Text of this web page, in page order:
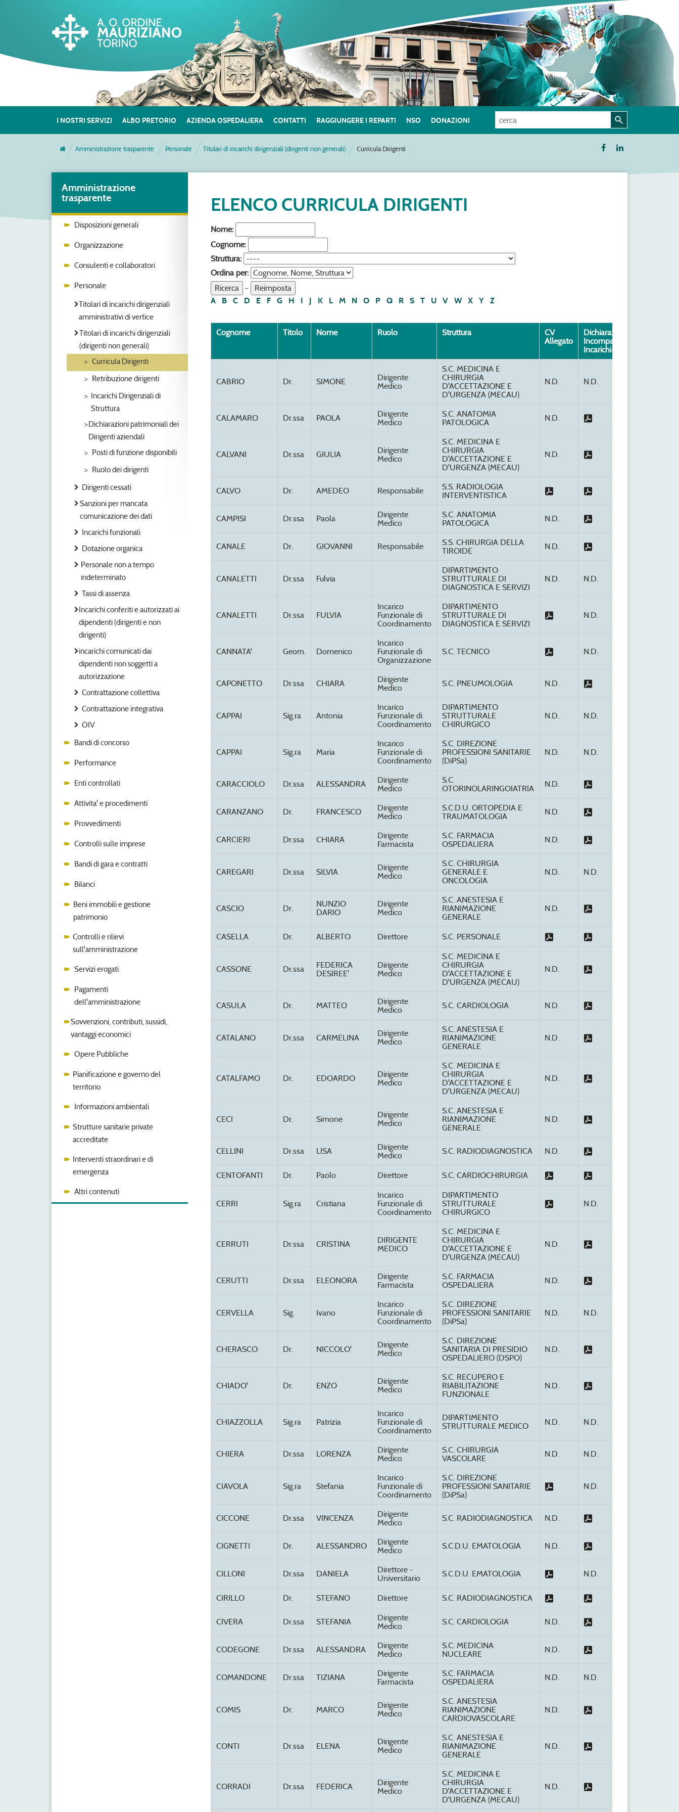
I NOSTRI SERVIZI ALBO PRETORIO AZIENDA OSPEDALIERA CONTATTI RAGGIUNGERE I REPARTI NSO DONAZIONI
Amministrazione trasparente Personale Titolari di incarichi dirigenziali (dirigenti non generali) Curricula Dirigenti
Amministrazione
trasparente
Disposizioni generali
Organizzazione
Consulenti e collaboratori
Personale
Titolari di incarichi dirigenziali
amministrativi di vertice
Titolari di incarichi dirigenziali
(dirigenti non generali)
Curricula Dirigenti
Retribuzione dirigenti
Incarichi Dirigenziali di
Struttura
Dichiarazioni patrimoniali dei
Dirigenti aziendali
Posti di funzione disponibili
Ruolo dei dirigenti
Dirigenti cessati
Sanzioni per mancata
comunicazione dei dati
Incarichi funzionali
Dotazione organica
Personale non a tempo
indeterminato
Tassi di assenza
Incarichi conferiti e autorizzati ai
dipendenti (dirigenti e non
dirigenti)
incarichi comunicati dai
dipendenti non soggetti a
autorizzazione
Contrattazione collettiva
Contrattazione integrativa
OIV
Bandi di concorso
Performance
Enti controllati
Attivita' e procedimenti
Provvedimenti
Controlli sulle imprese
Bandi di gara e contratti
Bilanci
Beni immobili e gestione
patrimonio
Controlli e rilievi
sull'amministrazione
Servizi erogati
Pagamenti
dell'amministrazione
Sovvenzioni, contributi, sussidi,
vantaggi economici
Opere Pubbliche
Pianificazione e governo del
territorio
Informazioni ambientali
Strutture sanitarie private
accreditate
Interventi straordinari e di
emergenza
Altri contenuti
ELENCO CURRICULA DIRIGENTI
Nome:
Cognome:
Struttura:
Ordina per:
-
A
B C D E F G H I J K L M N O P Q R S T U V W X Y Z
Cognome Titolo Nome Ruolo Struttura
CV
Allegato
Dichiarazione
Incompatibilità
Incarichi
CABRIO Dr. SIMONE
Dirigente
Medico
S.C. MEDICINA E
CHIRURGIA
D'ACCETTAZIONE E
D'URGENZA (MECAU)
N.D. N.D.
CALAMARO Dr.ssa PAOLA
Dirigente
Medico
S.C. ANATOMIA
PATOLOGICA
N.D.
CALVANI Dr.ssa GIULIA
Dirigente
Medico
S.C. MEDICINA E
CHIRURGIA
D'ACCETTAZIONE E
D'URGENZA (MECAU)
N.D.
CALVO Dr. AMEDEO Responsabile
S.S. RADIOLOGIA
INTERVENTISTICA
CAMPISI Dr.ssa Paola
Dirigente
Medico
S.C. ANATOMIA
PATOLOGICA
N.D.
CANALE Dr. GIOVANNI Responsabile
S.S. CHIRURGIA DELLA
TIROIDE
N.D.
CANALETTI Dr.ssa Fulvia
DIPARTIMENTO
STRUTTURALE DI
DIAGNOSTICA E SERVIZI
N.D. N.D.
CANALETTI Dr.ssa FULVIA
Incarico
Funzionale di
Coordinamento
DIPARTIMENTO
STRUTTURALE DI
DIAGNOSTICA E SERVIZI
N.D.
CANNATA' Geom. Domenico
Incarico
Funzionale di
Organizzazione
S.C. TECNICO N.D.
CAPONETTO Dr.ssa CHIARA
Dirigente
Medico
S.C. PNEUMOLOGIA N.D.
CAPPAI Sig.ra Antonia
Incarico
Funzionale di
Coordinamento
DIPARTIMENTO
STRUTTURALE
CHIRURGICO
N.D. N.D.
CAPPAI Sig.ra Maria
Incarico
Funzionale di
Coordinamento
S.C. DIREZIONE
PROFESSIONI SANITARIE
(DiPSa)
N.D. N.D.
CARACCIOLO Dr.ssa ALESSANDRA
Dirigente
Medico
S.C.
OTORINOLARINGOIATRIA
N.D.
CARANZANO Dr. FRANCESCO
Dirigente
Medico
S.C.D.U. ORTOPEDIA E
TRAUMATOLOGIA
N.D.
CARCIERI Dr.ssa CHIARA
Dirigente
Farmacista
S.C. FARMACIA
OSPEDALIERA
N.D.
CAREGARI Dr.ssa SILVIA
Dirigente
Medico
S.C. CHIRURGIA
GENERALE E
ONCOLOGIA
N.D. N.D.
CASCIO Dr.
NUNZIO
DARIO
Dirigente
Medico
S.C. ANESTESIA E
RIANIMAZIONE
GENERALE
N.D.
CASELLA Dr. ALBERTO Direttore S.C. PERSONALE
CASSONE Dr.ssa
FEDERICA
DESIREE'
Dirigente
Medico
S.C. MEDICINA E
CHIRURGIA
D'ACCETTAZIONE E
D'URGENZA (MECAU)
N.D.
CASULA Dr. MATTEO
Dirigente
Medico
S.C. CARDIOLOGIA N.D.
CATALANO Dr.ssa CARMELINA
Dirigente
Medico
S.C. ANESTESIA E
RIANIMAZIONE
GENERALE
N.D.
CATALFAMO Dr. EDOARDO
Dirigente
Medico
S.C. MEDICINA E
CHIRURGIA
D'ACCETTAZIONE E
D'URGENZA (MECAU)
N.D.
CECI Dr. Simone
Dirigente
Medico
S.C. ANESTESIA E
RIANIMAZIONE
GENERALE
N.D.
CELLINI Dr.ssa LISA
Dirigente
Medico
S.C. RADIODIAGNOSTICA N.D.
CENTOFANTI Dr. Paolo Direttore S.C. CARDIOCHIRURGIA
CERRI Sig.ra Cristiana
Incarico
Funzionale di
Coordinamento
DIPARTIMENTO
STRUTTURALE
CHIRURGICO
N.D.
CERRUTI Dr.ssa CRISTINA
DIRIGENTE
MEDICO
S.C. MEDICINA E
CHIRURGIA
D'ACCETTAZIONE E
D'URGENZA (MECAU)
N.D.
CERUTTI Dr.ssa ELEONORA
Dirigente
Farmacista
S.C. FARMACIA
OSPEDALIERA
N.D.
CERVELLA Sig. Ivano
Incarico
Funzionale di
Coordinamento
S.C. DIREZIONE
PROFESSIONI SANITARIE
(DiPSa)
N.D. N.D.
CHERASCO Dr. NICCOLO'
Dirigente
Medico
S.C. DIREZIONE
SANITARIA DI PRESIDIO
OSPEDALIERO (DSPO)
N.D.
CHIADO' Dr. ENZO
Dirigente
Medico
S.C. RECUPERO E
RIABILITAZIONE
FUNZIONALE
N.D.
CHIAZZOLLA Sig.ra Patrizia
Incarico
Funzionale di
Coordinamento
DIPARTIMENTO
STRUTTURALE MEDICO
N.D. N.D.
CHIERA Dr.ssa LORENZA
Dirigente
Medico
S.C. CHIRURGIA
VASCOLARE
N.D. N.D.
CIAVOLA Sig.ra Stefania
Incarico
Funzionale di
Coordinamento
S.C. DIREZIONE
PROFESSIONI SANITARIE
(DiPSa)
N.D.
CICCONE Dr.ssa VINCENZA
Dirigente
Medico
S.C. RADIODIAGNOSTICA N.D.
CIGNETTI Dr. ALESSANDRO
Dirigente
Medico
S.C.D.U. EMATOLOGIA N.D.
CILLONI Dr.ssa DANIELA
Direttore -
Universitario
S.C.D.U. EMATOLOGIA N.D.
CIRILLO Dr. STEFANO Direttore S.C. RADIODIAGNOSTICA
CIVERA Dr.ssa STEFANIA
Dirigente
Medico
S.C. CARDIOLOGIA N.D.
CODEGONE Dr.ssa ALESSANDRA
Dirigente
Medico
S.C. MEDICINA
NUCLEARE
N.D.
COMANDONE Dr.ssa TIZIANA
Dirigente
Farmacista
S.C. FARMACIA
OSPEDALIERA
N.D. N.D.
COMIS Dr. MARCO
Dirigente
Medico
S.C. ANESTESIA
RIANIMAZIONE
CARDIOVASCOLARE
N.D.
CONTI Dr.ssa ELENA
Dirigente
Medico
S.C. ANESTESIA E
RIANIMAZIONE
GENERALE
N.D.
CORRADI Dr.ssa FEDERICA
Dirigente
Medico
S.C. MEDICINA E
CHIRURGIA
D'ACCETTAZIONE E
D'URGENZA (MECAU)
N.D.